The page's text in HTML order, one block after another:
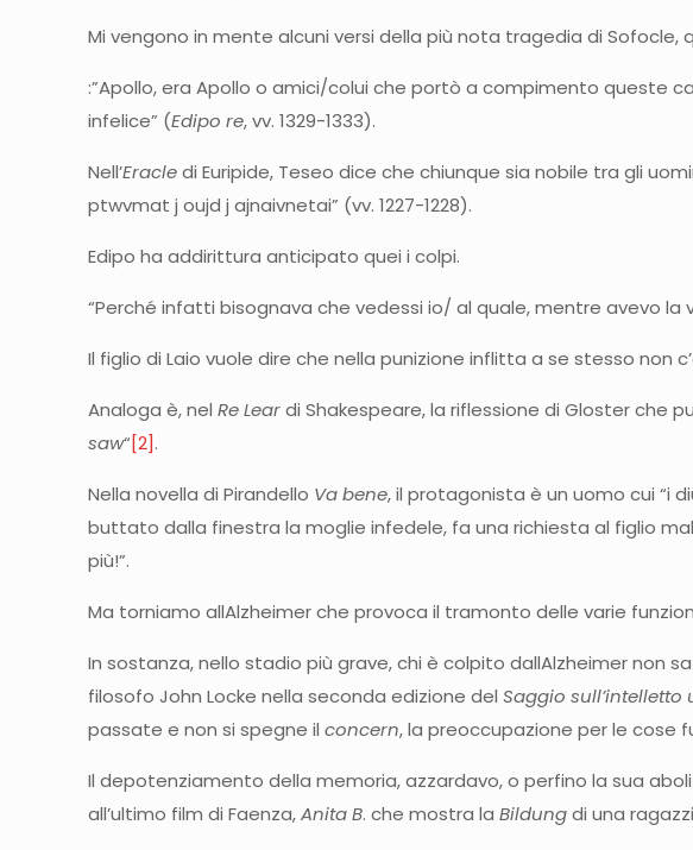
Mi vengono in mente alcuni versi della più nota tragedia di
:”Apollo, era Apollo o amici/colui che portò a compimento queste
infelice” (Edipo re, vv. 1329-1333).
Nell’Eracledi Euripide, Teseo dice che chiunque sia nobile tra gli
ptwvmat j oujd j ajnaivnetai” (vv. 1227-1228).
Edipo ha addirittura anticipato quei i colpi.
“Perché infatti bisognava che vedessi io/ al quale, mentre avevo la
Il figlio di Laio vuole dire che nella punizione inflitta a se stesso non
Analoga è, nelRe Leardi Shakespeare, la riflessione di Gloster che
saw“[2].
Nella novella di Pirandello Va bene, il protagonista è un uomo cui “i
buttato dalla finestra la moglie infedele, fa una richiesta al figlio
più!”.
Ma torniamo allAlzheimer che provoca il tramonto delle varie
In sostanza, nello stadio più grave, chi è colpito dallAlzheimer non
filosofo John Locke nella seconda edizione delSaggio sull’intelletto
passate e non si spegne ilconcern, la preoccupazione per le cose
Il depotenziamento della memoria, azzardavo, o perfino la sua
all’ultimo film di Faenza,Anita B. che mostra laBildungdi una